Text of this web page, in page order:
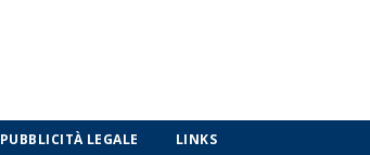
PUBBLICITÀ LEGALE LINKS